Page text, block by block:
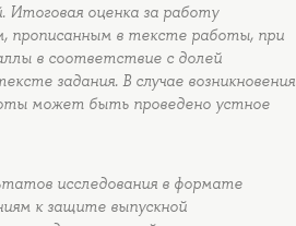
Итоговая оценка за работу
прописанным в тексте работы, при
в соответствие с долей
задания. В случае возникновения
может быть проведено устное
исследования в формате
к защите выпускной